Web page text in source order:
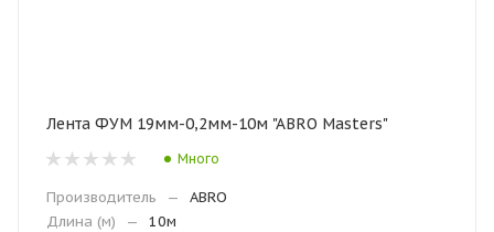
Лента ФУМ 19мм-0,2мм-10м "ABRO Masters"
Много
Производитель —
ABRO
Длина (м)
—
10м